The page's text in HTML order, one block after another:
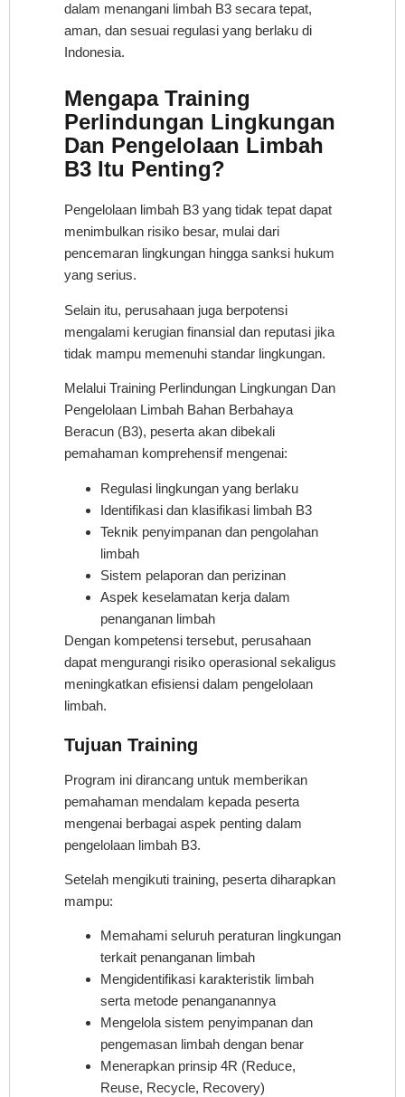
dalam menangani limbah B3 secara tepat,
aman, dan sesuai regulasi yang berlaku di
Indonesia.
Mengapa Training
Perlindungan Lingkungan
Dan Pengelolaan Limbah
B3 Itu Penting?
Pengelolaan limbah B3 yang tidak tepat dapat
menimbulkan risiko besar, mulai dari
pencemaran lingkungan hingga sanksi hukum
yang serius.
Selain itu, perusahaan juga berpotensi
mengalami kerugian finansial dan reputasi jika
tidak mampu memenuhi standar lingkungan.
Melalui Training Perlindungan Lingkungan Dan
Pengelolaan Limbah Bahan Berbahaya
Beracun (B3), peserta akan dibekali
pemahaman komprehensif mengenai:
Regulasi lingkungan yang berlaku
Identifikasi dan klasifikasi limbah B3
Teknik penyimpanan dan pengolahan
limbah
Sistem pelaporan dan perizinan
Aspek keselamatan kerja dalam
penanganan limbah
Dengan kompetensi tersebut, perusahaan
dapat mengurangi risiko operasional sekaligus
meningkatkan efisiensi dalam pengelolaan
limbah.
Tujuan Training
Program ini dirancang untuk memberikan
pemahaman mendalam kepada peserta
mengenai berbagai aspek penting dalam
pengelolaan limbah B3.
Setelah mengikuti training, peserta diharapkan
mampu:
Memahami seluruh peraturan lingkungan
terkait penanganan limbah
Mengidentifikasi karakteristik limbah
serta metode penanganannya
Mengelola sistem penyimpanan dan
pengemasan limbah dengan benar
Menerapkan prinsip 4R (Reduce,
Reuse, Recycle, Recovery)